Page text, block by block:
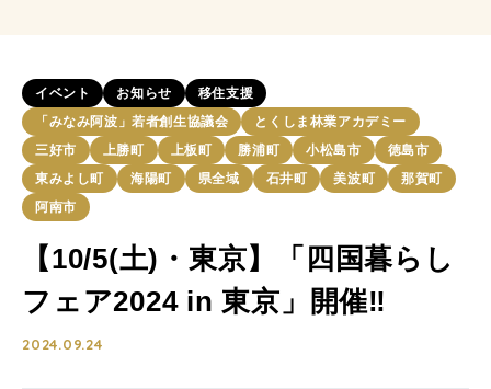
イベント お知らせ
移住支援
「みなみ阿波」若者創生協議会
とくしま林業アカデミー
三好市
上勝町 上板町 勝浦町 小松島市
徳島市
東みよし町
海陽町 県全域 石井町 美波町
那賀町
阿南市
【10/5(土)・東京】「四国暮らし
フェア2024 in 東京」開催‼
2024.09.24